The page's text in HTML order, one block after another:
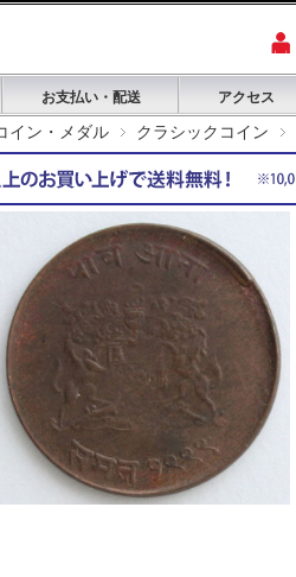
お支払い・配送 アクセス
イン・メダル クラシックコイン